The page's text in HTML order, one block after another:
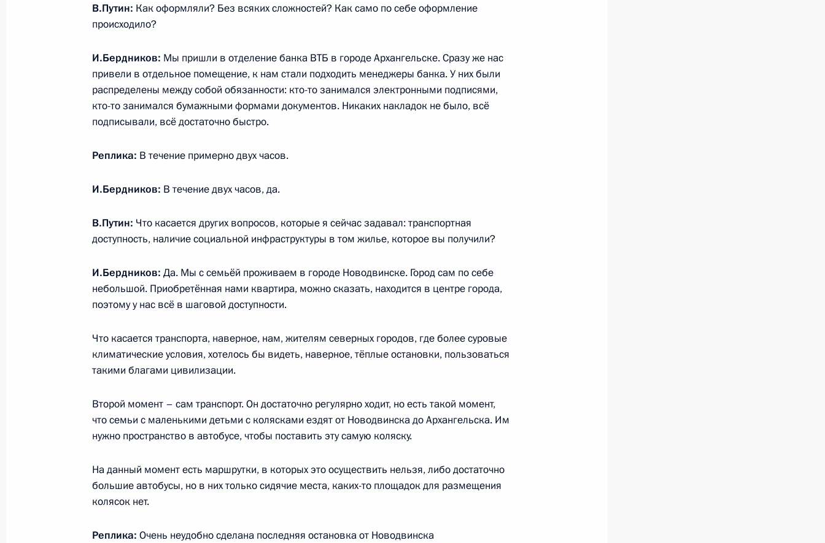
Цыбульским
Совещание по развитию опорных населённых пунктов
Арктической зоны
Встреча с получателями «Арктической ипотеки»
Посещение школы № 7 в Архангельске
11 декабря 2023 года, 16:30
Церемония подъёма военно-морских флагов на атомных
подводных крейсерах «Император Александр III» и «Красноярск»
Поездка в Архангельскую область
Александром Цыбульским
В.Путин: Как оформляли? Без всяких сложностей? Как само по себе оформление
происходило?
И.Бердников: Мы пришли в отделение банка ВТБ в городе Архангельске. Сразу же нас
привели в отдельное помещение, к нам стали подходить менеджеры банка. У них были
распределены между собой обязанности: кто-то занимался электронными подписями,
кто-то занимался бумажными формами документов. Никаких накладок не было, всё
подписывали, всё достаточно быстро.
Реплика: В течение примерно двух часов.
И.Бердников: В течение двух часов, да.
В.Путин: Что касается других вопросов, которые я сейчас задавал: транспортная
доступность, наличие социальной инфраструктуры в том жилье, которое вы получили?
И.Бердников: Да. Мы с семьёй проживаем в городе Новодвинске. Город сам по себе
небольшой. Приобретённая нами квартира, можно сказать, находится в центре города,
поэтому у нас всё в шаговой доступности.
Что касается транспорта, наверное, нам, жителям северных городов, где более суровые
климатические условия, хотелось бы видеть, наверное, тёплые остановки, пользоваться
такими благами цивилизации.
Второй момент – сам транспорт. Он достаточно регулярно ходит, но есть такой момент,
что семьи с маленькими детьми с колясками ездят от Новодвинска до Архангельска. Им
нужно пространство в автобусе, чтобы поставить эту самую коляску.
На данный момент есть маршрутки, в которых это осуществить нельзя, либо достаточно
большие автобусы, но в них только сидячие места, каких-то площадок для размещения
колясок нет.
Реплика: Очень неудобно сделана последняя остановка от Новодвинска